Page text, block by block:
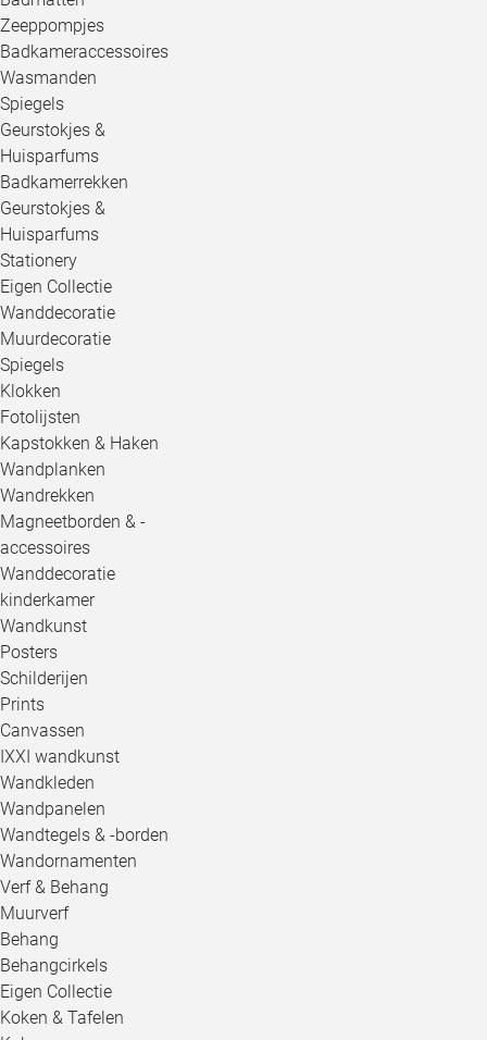
Zeeppompjes
Badkameraccessoires
Wasmanden
Spiegels
Geurstokjes &
Huisparfums
Badkamerrekken
Geurstokjes &
Huisparfums
Stationery
Eigen Collectie
Wanddecoratie
Muurdecoratie
Spiegels
Klokken
Fotolijsten
Kapstokken & Haken
Wandplanken
Wandrekken
Magneetborden & -
accessoires
Wanddecoratie
kinderkamer
Wandkunst
Posters
Schilderijen
Prints
Canvassen
IXXI wandkunst
Wandkleden
Wandpanelen
Wandtegels & -borden
Wandornamenten
Verf & Behang
Muurverf
Behang
Behangcirkels
Eigen Collectie
Koken & Tafelen